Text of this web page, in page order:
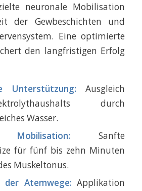
neuronale Mobilisation
der Gewbeschichten und
Eine optimierte
den langfristigen Erfolg
Unterstützung: Ausgleich
durch
Wasser.
Mobilisation: Sanfte
für fünf bis zehn Minuten
Muskeltonus.
der Atemwege: Applikation